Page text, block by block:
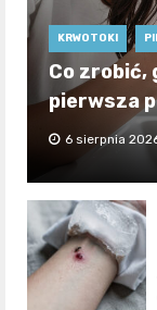
KRWOTOKI
Co zrobić,
pierwsza
6 sierpnia